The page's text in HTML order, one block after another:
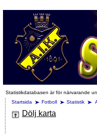
Statistikdatabasen är för närvarande
Startsida
Fotboll Statistik
Dölj karta